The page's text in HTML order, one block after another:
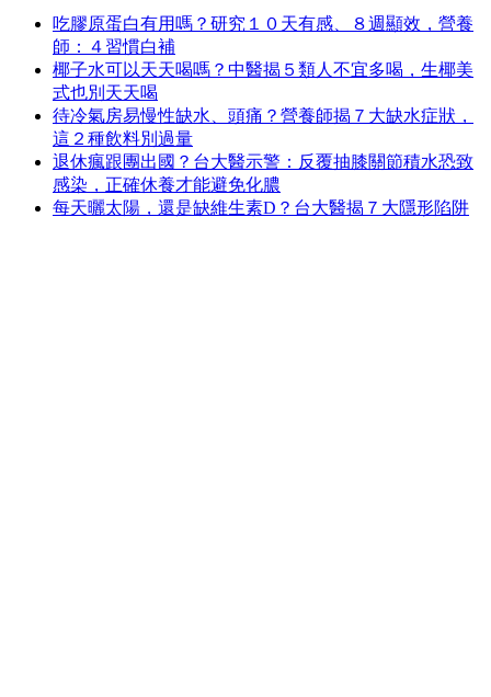
吃膠原蛋白有用嗎？研究１０天有感、８週顯效，營養
師：４習慣白補
椰子水可以天天喝嗎？中醫揭５類人不宜多喝，生椰美
式也別天天喝
待冷氣房易慢性缺水、頭痛？營養師揭７大缺水症狀，
這２種飲料別過量
退休瘋跟團出國？台大醫示警：反覆抽膝關節積水恐致
感染，正確休養才能避免化膿
每天曬太陽，還是缺維生素D？台大醫揭７大隱形陷阱